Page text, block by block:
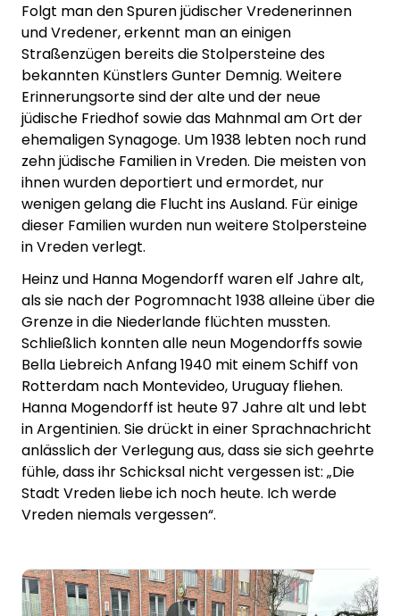
Folgt man den Spuren jüdischer Vredenerinnen
und Vredener, erkennt man an einigen
Straßenzügen bereits die Stolpersteine des
bekannten Künstlers Gunter Demnig. Weitere
Erinnerungsorte sind der alte und der neue
jüdische Friedhof sowie das Mahnmal am Ort der
ehemaligen Synagoge. Um 1938 lebten noch rund
zehn jüdische Familien in Vreden. Die meisten von
ihnen wurden deportiert und ermordet, nur
wenigen gelang die Flucht ins Ausland. Für einige
dieser Familien wurden nun weitere Stolpersteine
in Vreden verlegt.
Heinz und Hanna Mogendorff waren elf Jahre alt,
als sie nach der Pogromnacht 1938 alleine über die
Grenze in die Niederlande flüchten mussten.
Schließlich konnten alle neun Mogendorffs sowie
Bella Liebreich Anfang 1940 mit einem Schiff von
Rotterdam nach Montevideo, Uruguay fliehen.
Hanna Mogendorff ist heute 97 Jahre alt und lebt
in Argentinien. Sie drückt in einer Sprachnachricht
anlässlich der Verlegung aus, dass sie sich geehrte
fühle, dass ihr Schicksal nicht vergessen ist: „Die
Stadt Vreden liebe ich noch heute. Ich werde
Vreden niemals vergessen“.